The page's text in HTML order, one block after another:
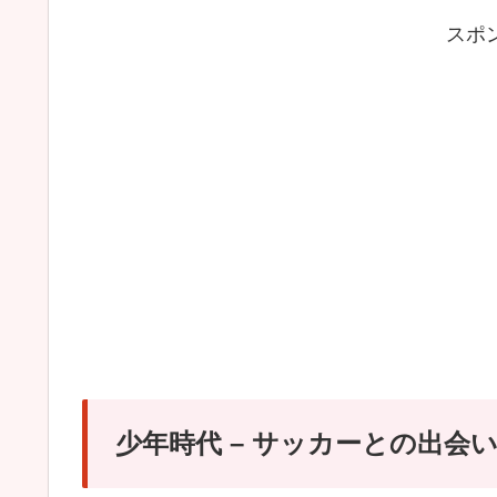
スポ
少年時代 – サッカーとの出会い